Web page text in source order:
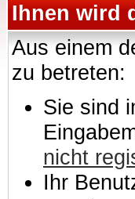
Ihnen wird
Aus einem
zu betreten:
Sie sind
nicht
Ihr